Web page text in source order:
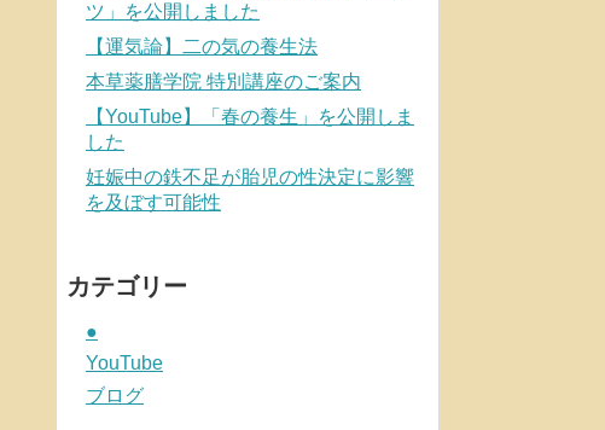
ツ」を公開しました
【運気論】二の気の養生法
本草薬膳学院 特別講座のご案内
【YouTube】「春の養生」を公開しま
した
妊娠中の鉄不足が胎児の性決定に影響
を及ぼす可能性
カテゴリー
●
YouTube
ブログ